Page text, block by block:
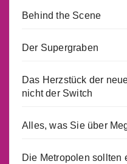
Behind the Scene
Der Supergraben
Das Herzstück der
nicht der Switch
Alles, was Sie über
Die Metropolen sollten